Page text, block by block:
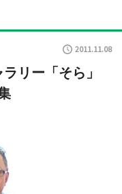
2011.11.08
リー「そら」